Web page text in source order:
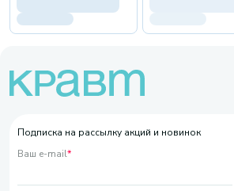
Подписка на рассылку акций и новинок
Ваш e-mail*